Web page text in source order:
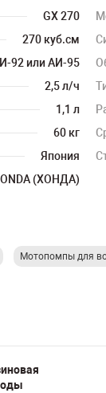
GX 270
270 куб.см
92 или АИ-95
2,5 л/ч
1,1 л
60 кг
Япония
(ХОНДА)
Мотопомпы для